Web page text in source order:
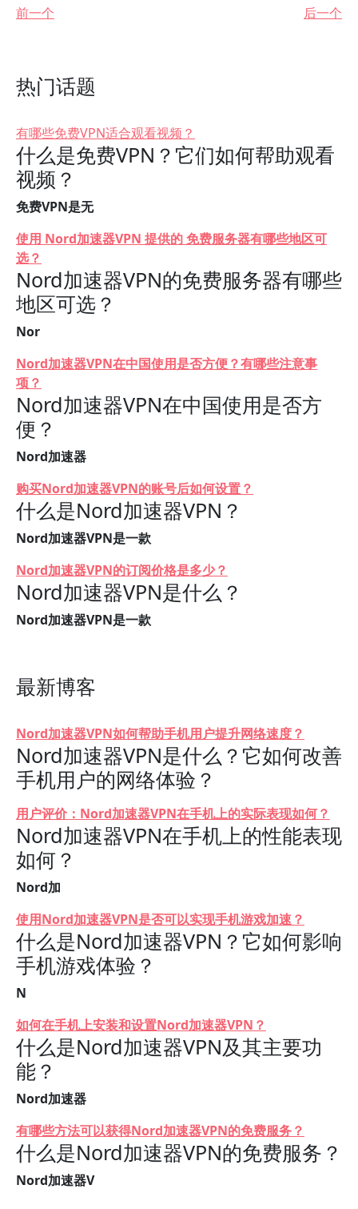
前一个 后一个
热门话题
有哪些免费VPN适合观看视频？
什么是免费VPN？它们如何帮助观看
视频？
免费VPN是无
使用 Nord加速器VPN 提供的 免费服务器有哪些地区可
选？
Nord加速器VPN的免费服务器有哪些
地区可选？
Nor
Nord加速器VPN在中国使用是否方便？有哪些注意事
项？
Nord加速器VPN在中国使用是否方
便？
Nord加速器
购买Nord加速器VPN的账号后如何设置？
什么是Nord加速器VPN？
Nord加速器VPN是一款
Nord加速器VPN的订阅价格是多少？
Nord加速器VPN是什么？
Nord加速器VPN是一款
最新博客
Nord加速器VPN如何帮助手机用户提升网络速度？
Nord加速器VPN是什么？它如何改善
手机用户的网络体验？
用户评价：Nord加速器VPN在手机上的实际表现如何？
Nord加速器VPN在手机上的性能表现
如何？
Nord加
使用Nord加速器VPN是否可以实现手机游戏加速？
什么是Nord加速器VPN？它如何影响
手机游戏体验？
N
如何在手机上安装和设置Nord加速器VPN？
什么是Nord加速器VPN及其主要功
能？
Nord加速器
有哪些方法可以获得Nord加速器VPN的免费服务？
什么是Nord加速器VPN的免费服务？
Nord加速器V